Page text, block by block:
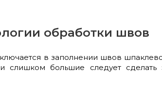
обработки швов
в заполнении швов
слишком большие следует